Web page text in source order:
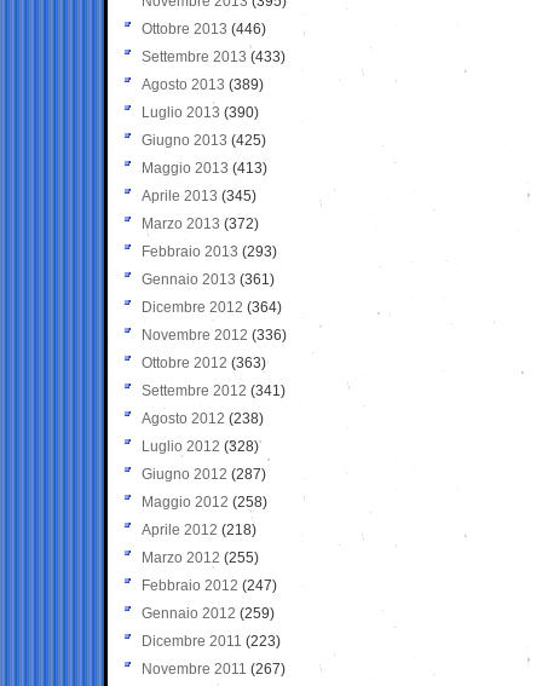
Ottobre 2013 (446)
Settembre 2013 (433)
Agosto 2013 (389)
Luglio 2013 (390)
Giugno 2013 (425)
Maggio 2013 (413)
Aprile 2013 (345)
Marzo 2013 (372)
Febbraio 2013 (293)
Gennaio 2013 (361)
Dicembre 2012 (364)
Novembre 2012 (336)
Ottobre 2012 (363)
Settembre 2012 (341)
Agosto 2012 (238)
Luglio 2012 (328)
Giugno 2012 (287)
Maggio 2012 (258)
Aprile 2012 (218)
Marzo 2012 (255)
Febbraio 2012 (247)
Gennaio 2012 (259)
Dicembre 2011 (223)
Novembre 2011 (267)